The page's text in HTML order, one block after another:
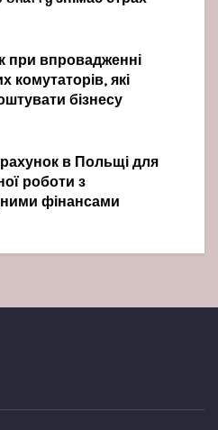
при впровадженні
комутаторів, які
бізнесу
в Польщі для
роботи з
фінансами